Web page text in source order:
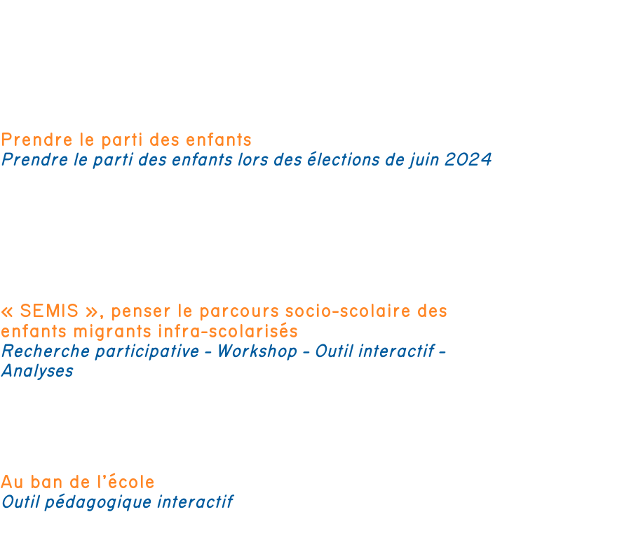
Prendre le parti des enfants
Prendre le parti des enfants lors des élections de juin 2024
« SEMIS », penser le parcours socio-scolaire des
enfants migrants infra-scolarisés
Recherche participative - Workshop - Outil interactif -
Analyses
Au ban de l’école
Outil pédagogique interactif